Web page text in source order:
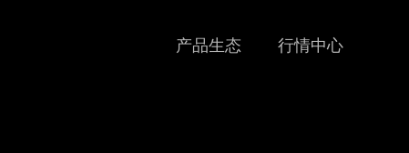
行情中心
产品生态